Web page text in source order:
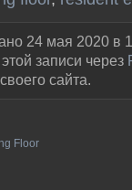
24 мая 2020 в
записи через
сайта.
Floor